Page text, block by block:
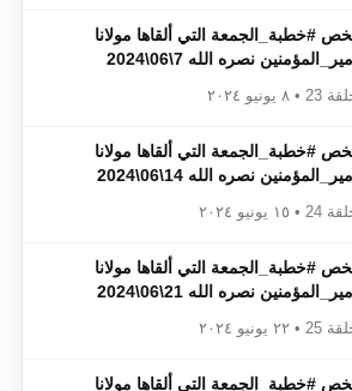
#خطبة_الجمعة​​​​​​​​​​​​​​ التي ألقاها مولانا
نصره الله 7\06\2024
23 • ٨ يونيو ٢٠٢٤
#خطبة_الجمعة​​​​​​​​​​​​​​ التي ألقاها مولانا
نصره الله 14\06\2024
24 • ١٥ يونيو ٢٠٢٤
#خطبة_الجمعة​​​​​​​​​​​​​​ التي ألقاها مولانا
نصره الله 21\06\2024
25 • ٢٢ يونيو ٢٠٢٤
#خطبة_الجمعة​​​​​​​​​​​​​​ التي ألقاها مولانا